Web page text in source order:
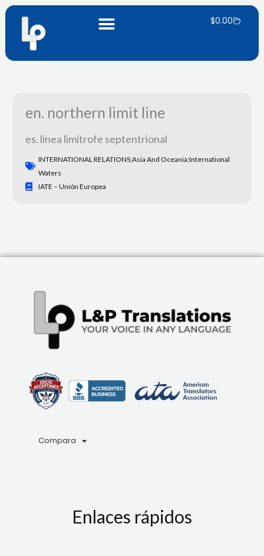
contenido
$0.00Carrito
en. northern limit line
es. línea limítrofe septentrional
INTERNATIONAL RELATIONS;Asia And Oceania;international
Waters
IATE – Unión Europea
Compara
Enlaces rápidos